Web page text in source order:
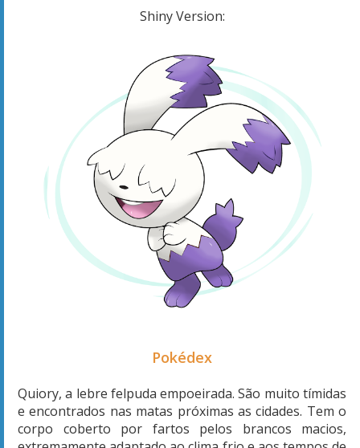
Shiny Version:
Pokédex
Quiory, a lebre felpuda empoeirada. São muito tímidas
e encontrados nas matas próximas as cidades. Tem o
corpo coberto por fartos pelos brancos macios,